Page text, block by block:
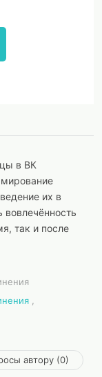
в ВК
их в
так и после
автору (0)